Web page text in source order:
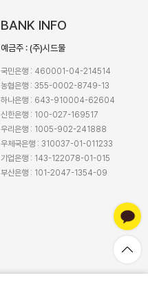
BANK INFO
예금주 : (주)시드물
국민은행 : 460001-04-214514
농협은행 : 355-0002-8749-13
하나은행 : 643-910004-62604
신한은행 : 100-027-169517
우리은행 : 1005-902-241888
우체국은행 : 310037-01-011233
기업은행 : 143-122078-01-015
부산은행 : 101-2047-1354-09